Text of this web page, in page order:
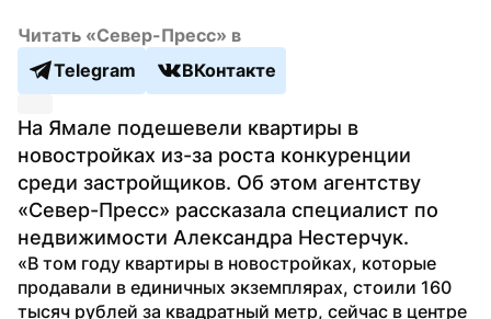
Читать «Север-Пресс» в
Telegram
ВКонтакте
На Ямале подешевели квартиры в
новостройках из-за роста конкуренции
среди застройщиков. Об этом агентству
«Север-Пресс» рассказала специалист по
недвижимости Александра Нестерчук.
«В том году квартиры в новостройках, которые
продавали в единичных экземплярах, стоили 160
тысяч рублей за квадратный метр, сейчас в центре